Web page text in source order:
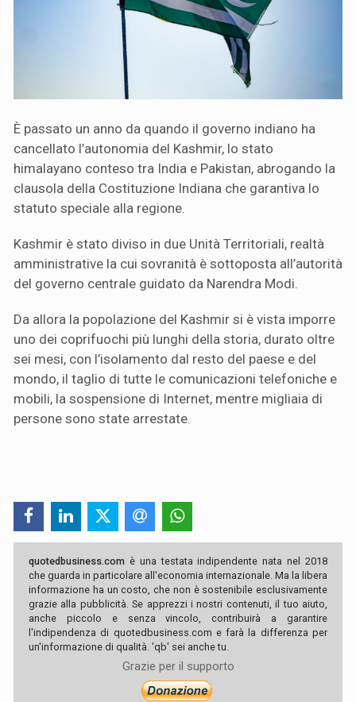
È passato un anno da quando il governo indiano ha
cancellato l’autonomia del Kashmir, lo stato
himalayano conteso tra India e Pakistan, abrogando la
clausola della Costituzione Indiana che garantiva lo
statuto speciale alla regione.
Kashmir è stato diviso in due Unità Territoriali, realtà
amministrative la cui sovranità è sottoposta all’autorità
del governo centrale guidato da Narendra Modi.
Da allora la popolazione del Kashmir si è vista imporre
uno dei coprifuochi più lunghi della storia, durato oltre
sei mesi, con l’isolamento dal resto del paese e del
mondo, il taglio di tutte le comunicazioni telefoniche e
mobili, la sospensione di Internet, mentre migliaia di
persone sono state arrestate.
quotedbusiness.com è una testata indipendente nata nel 2018
che guarda in particolare all'economia internazionale. Ma la libera
informazione ha un costo, che non è sostenibile esclusivamente
grazie alla pubblicità. Se apprezzi i nostri contenuti, il tuo aiuto,
anche piccolo e senza vincolo, contribuirà a garantire
l'indipendenza di quotedbusiness.com e farà la differenza per
un'informazione di qualità. 'qb' sei anche tu.
Grazie per il supporto